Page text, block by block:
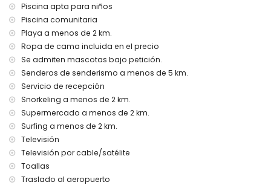
bar y paseo marítimo (Puerto Deportivo) (a menos de 1000
metros de la casa)
teatro y discoteca (a menos de 5 kilómetros de la casa)
Lugares de interés y cultura en Denia, Costa Blanca
museo (Museo Arqueológico de Denia), iglesia (Sant Antoni
de Pádua), castillo (Castillo de Denia), ruina (Torre del
Gerro), monumento (Playmobil Denia), edificio
arquitectónico (Ayuntamiento de Denia) y lugar histórico
(Túnel del Castillo) (a menos de 5 kilómetros del
alojamiento)
senderismo, ciclismo de montaña, ciclismo, escalada,
piragüismo, kayak, pesca, buceo, esnórquel y surf (a
Piscina apta para niños
Piscina comunitaria
Playa a menos de 2 km.
Ropa de cama incluida en el precio
Se admiten mascotas bajo petición.
Senderos de senderismo a menos de 5 km.
Servicio de recepción
Snorkeling a menos de 2 km.
Supermercado a menos de 2 km.
Surfing a menos de 2 km.
Televisión
Televisión por cable/satélite
Toallas
Traslado al aeropuerto